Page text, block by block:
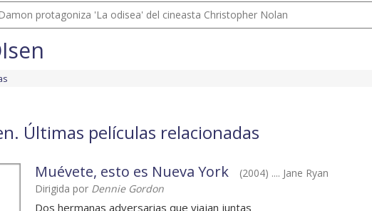
protagoniza 'La odisea' del cineasta Christopher Nolan
Últimas películas relacionadas
Muévete, esto es Nueva York
(2004) .... Jane Ryan
Dirigida por Dennie Gordon
Dos hermanas adversarias que viajan juntas